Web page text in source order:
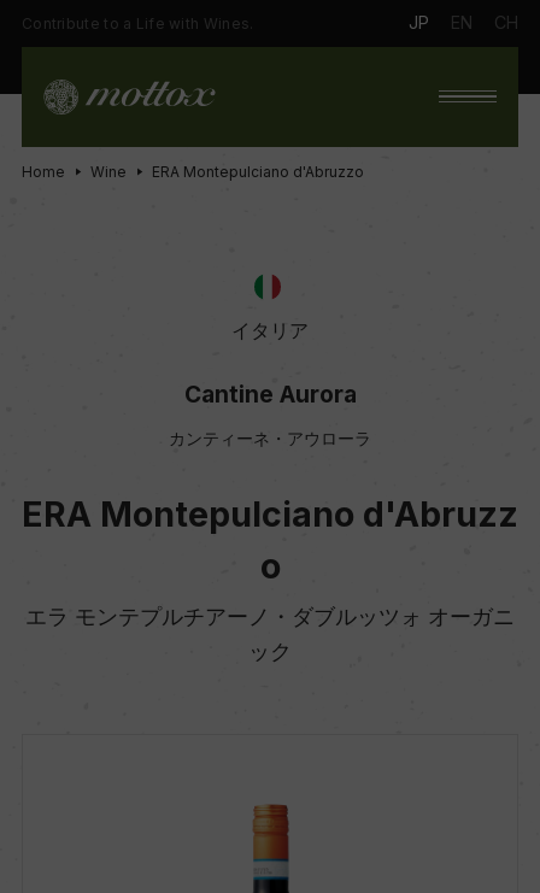
Contribute to a Life with Wines. JP EN CH
Home Wine ERA Montepulciano d'Abruzzo
イタリア
Cantine Aurora
カンティーネ・アウローラ
ERA Montepulciano d'Abruzz
o
エラ モンテプルチアーノ・ダブルッツォ オーガニ
ック